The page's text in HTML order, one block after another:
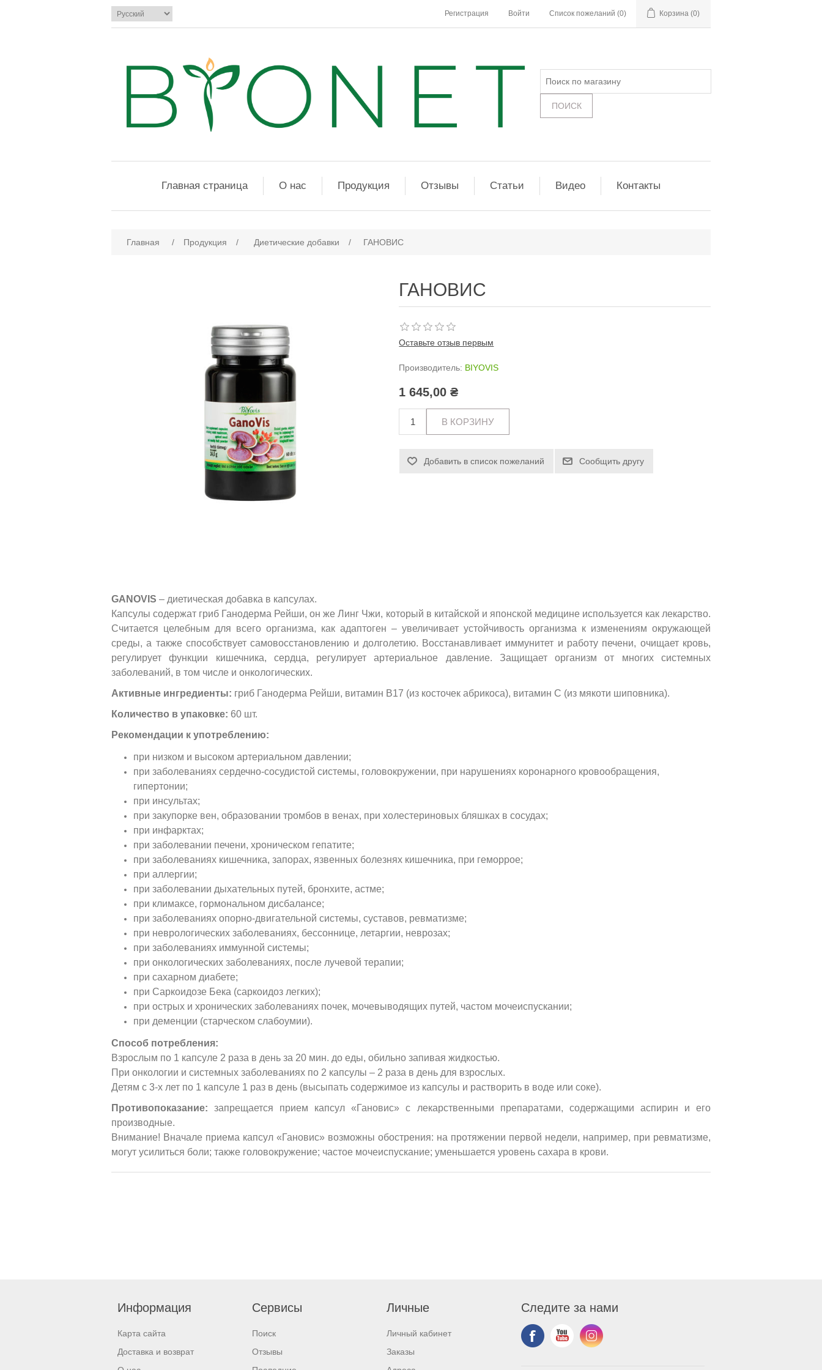
Регистрация Войти Список пожеланий (0) Корзина (0)
Главная страница О нас Продукция Отзывы Статьи Видео Контакты
Главная / Продукция / Диетические добавки / ГАНОВИС
ГАНОВИС
Оставьте отзыв первым
Производитель: BIYOVIS
1 645,00 ₴
GANOVIS – диетическая добавка в капсулах.
Капсулы содержат гриб Ганодерма Рейши, он же Линг Чжи, который в китайской и японской медицине используется как лекарство.
Считается целебным для всего организма, как адаптоген – увеличивает устойчивость организма к изменениям окружающей
среды, а также способствует самовосстановлению и долголетию. Восстанавливает иммунитет и работу печени, очищает кровь,
регулирует функции кишечника, сердца, регулирует артериальное давление. Защищает организм от многих системных
заболеваний, в том числе и онкологических.
Активные ингредиенты: гриб Ганодерма Рейши, витамин В17 (из косточек абрикоса), витамин С (из мякоти шиповника).
Количество в упаковке: 60 шт.
Рекомендации к употреблению:
при низком и высоком артериальном давлении;
при заболеваниях сердечно-сосудистой системы, головокружении, при нарушениях коронарного кровообращения,
гипертонии;
при инсультах;
при закупорке вен, образовании тромбов в венах, при холестериновых бляшках в сосудах;
при инфарктах;
при заболевании печени, хроническом гепатите;
при заболеваниях кишечника, запорах, язвенных болезнях кишечника, при геморрое;
при аллергии;
при заболевании дыхательных путей, бронхите, астме;
при климаксе, гормональном дисбалансе;
при заболеваниях опорно-двигательной системы, суставов, ревматизме;
при неврологических заболеваниях, бессоннице, летаргии, неврозах;
при заболеваниях иммунной системы;
при онкологических заболеваниях, после лучевой терапии;
при сахарном диабете;
при Саркоидозе Бека (саркоидоз легких);
при острых и хронических заболеваниях почек, мочевыводящих путей, частом мочеиспускании;
при деменции (старческом слабоумии).
Способ потребления:
Взрослым по 1 капсуле 2 раза в день за 20 мин. до еды, обильно запивая жидкостью.
При онкологии и системных заболеваниях по 2 капсулы – 2 раза в день для взрослых.
Детям с 3-х лет по 1 капсуле 1 раз в день (высыпать содержимое из капсулы и растворить в воде или соке).
Противопоказание: запрещается прием капсул «Гановис» с лекарственными препаратами, содержащими аспирин и его
производные.
Внимание! Вначале приема капсул «Гановис» возможны обострения: на протяжении первой недели, например, при ревматизме,
могут усилиться боли; также головокружение; частое мочеиспускание; уменьшается уровень сахара в крови.
Информация
Карта сайта
Доставка и возврат
Сервисы
Поиск
Отзывы
Личные
Личный кабинет
Заказы
Следите за нами